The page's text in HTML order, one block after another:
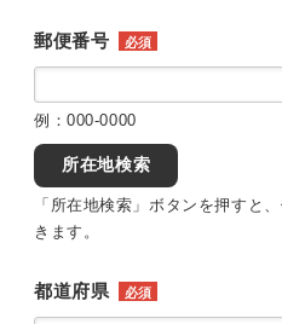
郵便番号 必須
例：000-0000
所在地検索
「所在地検索」ボタンを押すと
きます。
都道府県 必須